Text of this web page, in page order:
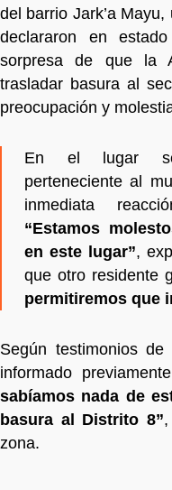
del barrio Jark’a
declararon en
sorpresa de que la
trasladar basura al
preocupación y
En el lugar se
perteneciente al
inmediata
“Estamos
en este lugar”,
que otro residente
permitiremos que
Según testimonios
informado
sabíamos nada de
basura al Distrito 8”
zona.